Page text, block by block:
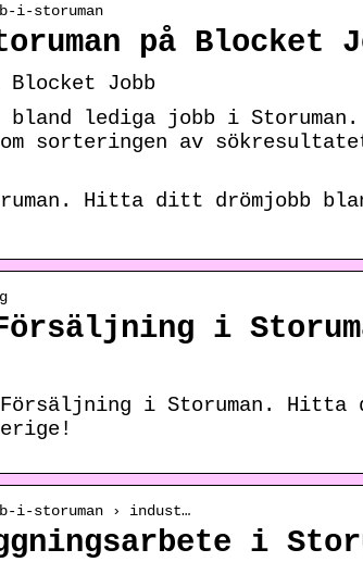
i-storuman
på Blocket
Jobb
bland lediga jobb i
sorteringen av
Hitta ditt drömjobb
i
i Storuman. Hitta
i-storuman › indust…
i